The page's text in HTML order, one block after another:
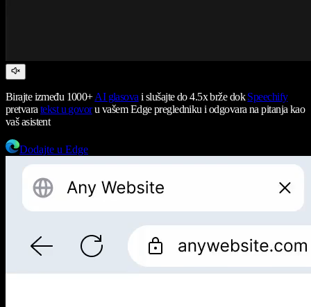
Birajte između 1000+AI glasova i slušajte do 4.5x brže dokSpeechify
pretvara tekst u govoru vašem Edge pregledniku i odgovara na pitanja kao
vaš asistent
Dodajte u Edge